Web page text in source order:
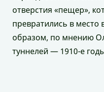
отверстия «пещер»,
превратились в место
образом, по мнению
туннелей — 1910-е